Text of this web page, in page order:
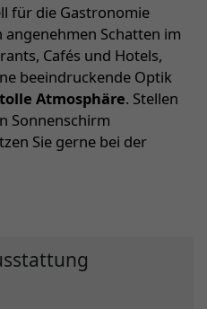
für die Gastronomie
Schatten im
Cafés und Hotels,
beeindruckende Optik
Atmosphäre. Stellen
Sonnenschirm
Sie gerne bei der